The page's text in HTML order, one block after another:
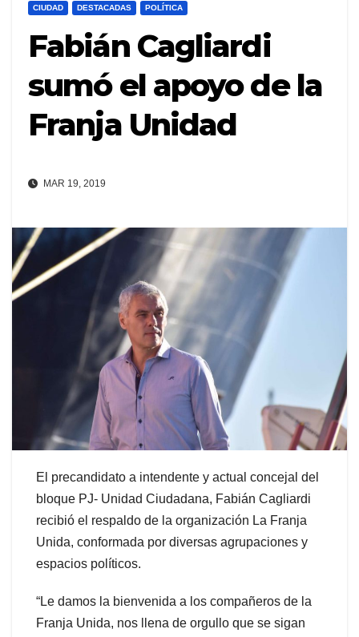
CIUDAD DESTACADAS POLÍTICA
Fabián Cagliardi
sumó el apoyo de la
Franja Unidad
MAR 19, 2019
El precandidato a intendente y actual concejal del
bloque PJ- Unidad Ciudadana, Fabián Cagliardi
recibió el respaldo de la organización La Franja
Unida, conformada por diversas agrupaciones y
espacios políticos.
“Le damos la bienvenida a los compañeros de la
Franja Unida, nos llena de orgullo que se sigan